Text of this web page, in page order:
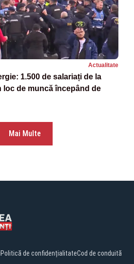
Actualitate
1.500 de salariați de la
loc de muncă începând de
Mai Multe
Politică de confidențialitateCod de conduită